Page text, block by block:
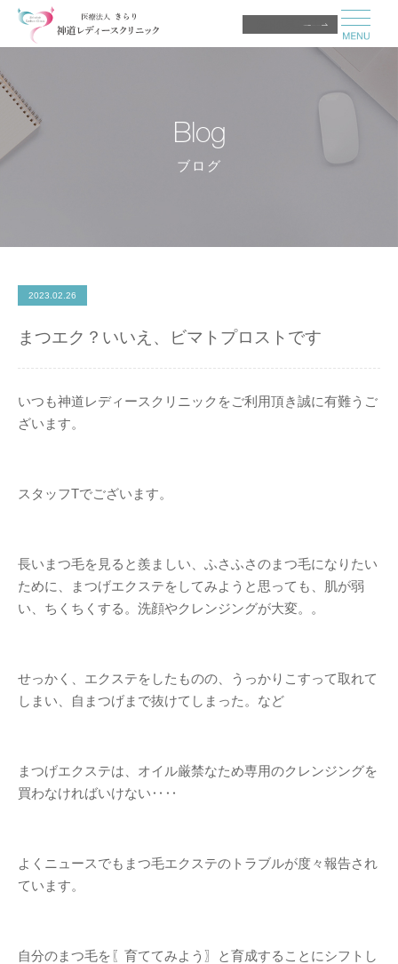
医師募集中
Blog
ブログ
2023.02.26
まつエク？いいえ、ビマトプロストです
いつも神道レディースクリニックをご利用頂き誠に有難うご
ざいます。
スタッフTでございます。
長いまつ毛を見ると羨ましい、ふさふさのまつ毛になりたい
ために、まつげエクステをしてみようと思っても、肌が弱
い、ちくちくする。洗顔やクレンジングが大変。。
せっかく、エクステをしたものの、うっかりこすって取れて
しまい、自まつげまで抜けてしまった。など
まつげエクステは、オイル厳禁なため専用のクレンジングを
買わなければいけない‥‥
よくニュースでもまつ毛エクステのトラブルが度々報告され
ています。
自分のまつ毛を〖育ててみよう〗と育成することにシフトし